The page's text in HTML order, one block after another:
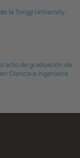
la Tongji University
acto de graduación de
Ciencia e Ingeniería